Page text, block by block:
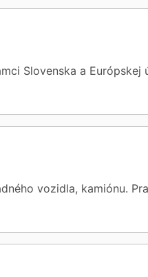
Slovenska a Európskej
vozidla, kamiónu.